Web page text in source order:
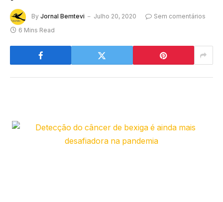
By Jornal Bemtevi Julho 20, 2020
Sem comentários
6 Mins Read